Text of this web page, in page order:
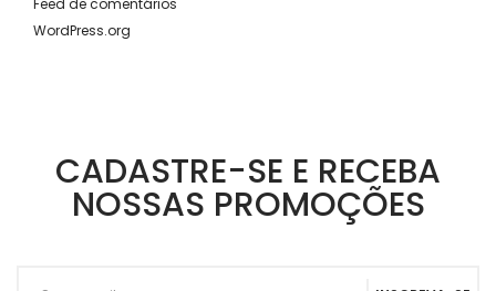
WordPress.org
CADASTRE-SE E RECEBA
NOSSAS PROMOÇÕES